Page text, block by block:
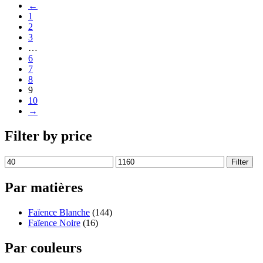
←
1
2
3
…
6
7
8
9
10
→
Filter by price
Filter
Par matières
Faïence Blanche (144)
Faïence Noire (16)
Par couleurs